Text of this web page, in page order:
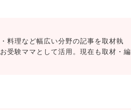
料理など幅広い分野の記事を取材執
受験ママとして活用。現在も取材・編